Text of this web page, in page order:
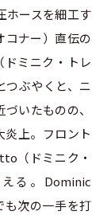
ホースを細工す
コナー）直伝の
ミニク・トレ
つぶやくと、ニ
いたものの、
炎上。フロント
（ドミニク・
る。Dominic
次の一手を打